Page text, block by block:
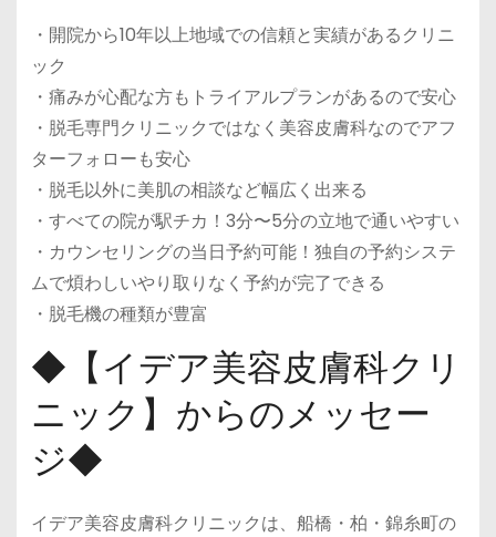
・開院から10年以上地域での信頼と実績があるクリニ
ック
・痛みが心配な方もトライアルプランがあるので安心
・脱毛専門クリニックではなく美容皮膚科なのでアフ
ターフォローも安心
・脱毛以外に美肌の相談など幅広く出来る
・すべての院が駅チカ！3分〜5分の立地で通いやすい
・カウンセリングの当日予約可能！独自の予約システ
ムで煩わしいやり取りなく予約が完了できる
・脱毛機の種類が豊富
◆【イデア美容皮膚科クリ
ニック】からのメッセー
ジ◆
イデア美容皮膚科クリニックは、船橋・柏・錦糸町の